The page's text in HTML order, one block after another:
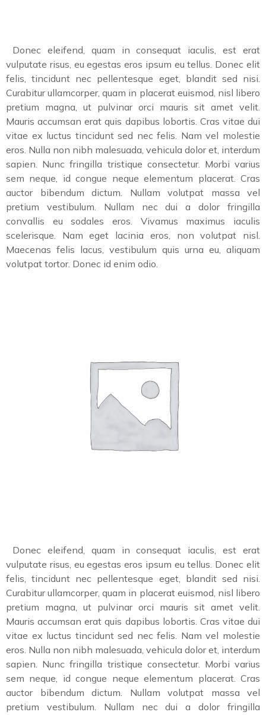
Donec eleifend, quam in consequat iaculis, est erat
vulputate risus, eu egestas eros ipsum eu tellus. Donec elit
felis, tincidunt nec pellentesque eget, blandit sed nisi.
Curabitur ullamcorper, quam in placerat euismod, nisl libero
pretium magna, ut pulvinar orci mauris sit amet velit.
Mauris accumsan erat quis dapibus lobortis. Cras vitae dui
vitae ex luctus tincidunt sed nec felis. Nam vel molestie
eros. Nulla non nibh malesuada, vehicula dolor et, interdum
sapien. Nunc fringilla tristique consectetur. Morbi varius
sem neque, id congue neque elementum placerat. Cras
auctor bibendum dictum. Nullam volutpat massa vel
pretium vestibulum. Nullam nec dui a dolor fringilla
convallis eu sodales eros. Vivamus maximus iaculis
scelerisque. Nam eget lacinia eros, non volutpat nisl.
Maecenas felis lacus, vestibulum quis urna eu, aliquam
volutpat tortor. Donec id enim odio.
Donec eleifend, quam in consequat iaculis, est erat
vulputate risus, eu egestas eros ipsum eu tellus. Donec elit
felis, tincidunt nec pellentesque eget, blandit sed nisi.
Curabitur ullamcorper, quam in placerat euismod, nisl libero
pretium magna, ut pulvinar orci mauris sit amet velit.
Mauris accumsan erat quis dapibus lobortis. Cras vitae dui
vitae ex luctus tincidunt sed nec felis. Nam vel molestie
eros. Nulla non nibh malesuada, vehicula dolor et, interdum
sapien. Nunc fringilla tristique consectetur. Morbi varius
sem neque, id congue neque elementum placerat. Cras
auctor bibendum dictum. Nullam volutpat massa vel
pretium vestibulum. Nullam nec dui a dolor fringilla